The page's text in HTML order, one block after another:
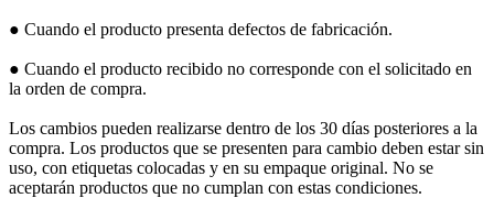
● Cuando el producto presenta defectos de fabricación.
● Cuando el producto recibido no corresponde con el solicitado en
la orden de compra.
Los cambios pueden realizarse dentro de los 30 días posteriores a la
compra. Los productos que se presenten para cambio deben estar sin
uso, con etiquetas colocadas y en su empaque original. No se
aceptarán productos que no cumplan con estas condiciones.